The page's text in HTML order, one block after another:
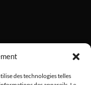
des technologies telles